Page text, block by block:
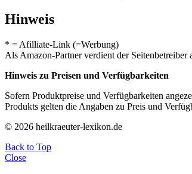
Hinweis
* = Afilliate-Link (=Werbung)
Als Amazon-Partner verdient der
Hinweis zu Preisen und Verfügbarkeiten
Sofern Produktpreise und Verfügbarkeiten
Produkts gelten die Angaben zu Preis und
© 2026 heilkraeuter-lexikon.de
Back to Top
Close